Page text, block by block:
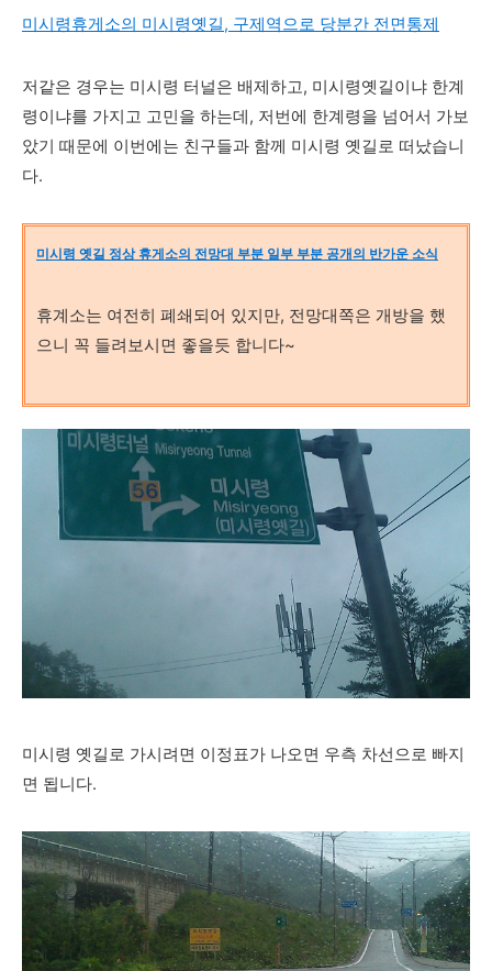
미시령휴게소의 미시령옛길, 구제역으로 당분간 전면통제
저같은 경우는 미시령 터널은 배제하고, 미시령옛길이냐 한계
령이냐를 가지고 고민을 하는데, 저번에 한계령을 넘어서 가보
았기 때문에 이번에는 친구들과 함께 미시령 옛길로 떠났습니
다.
미시령 옛길 정상 휴게소의 전망대 부분 일부 부분 공개의 반가운 소식
휴계소는 여전히 폐쇄되어 있지만, 전망대쪽은 개방을 했
으니 꼭 들려보시면 좋을듯 합니다~
미시령 옛길로 가시려면 이정표가 나오면 우측 차선으로 빠지
면 됩니다.